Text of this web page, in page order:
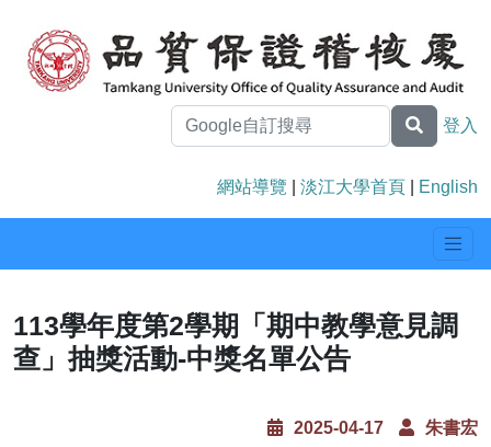
登入
網站導覽 淡江大學首頁 English
113學年度第2學期「期中教學意見調
查」抽獎活動-中獎名單公告
2025-04-17 朱書宏